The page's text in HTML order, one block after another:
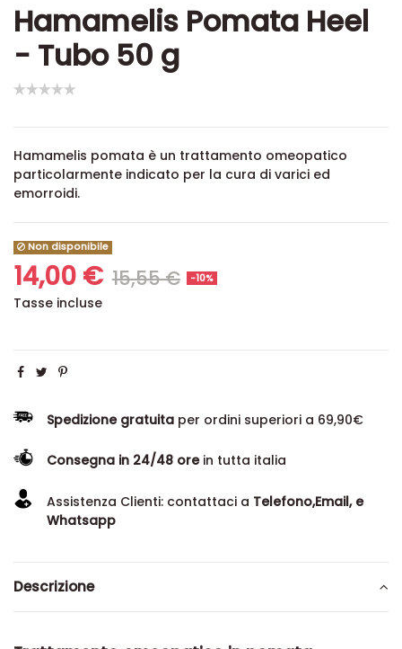
Hamamelis Pomata Heel
- Tubo 50 g
Hamamelis pomata è un trattamento omeopatico
particolarmente indicato per la cura di varici ed
emorroidi.
Non disponibile
14,00 € 15,55 € -10%
Tasse incluse
Spedizione gratuita per ordini superiori a 69,90€
Consegna in 24/48 orein tutta italia
Assistenza Clienti: contattaci a Telefono,Email, e
Whatsapp
Descrizione